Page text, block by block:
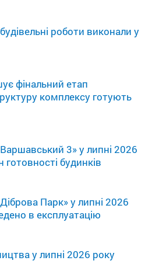
роботи виконали у
фінальний етап
комплексу готують
3» у липні 2026
будинків
Парк» у липні 2026
в експлуатацію
у липні 2026 року